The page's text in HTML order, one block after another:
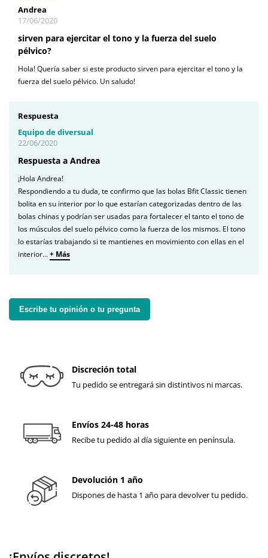
Andrea
17/06/2020
sirven para ejercitar el tono y la fuerza del suelo
pélvico?
Hola! Quería saber si este producto sirven para ejercitar el tono y la
fuerza del suelo pélvico. Un saludo!
Respuesta
Equipo de diversual
22/06/2020
Respuesta a Andrea
¡Hola Andrea!
Respondiendo a tu duda, te confirmo que las bolas Bfit Classic tienen
bolita en su interior por lo que estarían categorizadas dentro de las
bolas chinas y podrían ser usadas para fortalecer el tanto el tono de
los músculos del suelo pélvico como la fuerza de los mismos. El tono
lo estarías trabajando si te mantienes en movimiento con ellas en el
interior...+ Más
Escribe tu opinión o tu pregunta
Discreción total
Tu pedido se entregará sin distintivos ni marcas.
Envíos 24-48 horas
Recibe tu pedido al día siguiente en península.
Devolución 1 año
Dispones de hasta 1 año para devolver tu pedido.